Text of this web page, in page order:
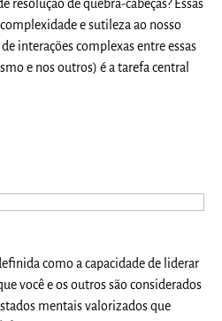
resolução de quebra-cabeças? Essas
e sutileza ao nosso
interações complexas entre essas
e nos outros) é a tarefa central
como a capacidade de liderar
você e os outros são considerados
mentais valorizados que